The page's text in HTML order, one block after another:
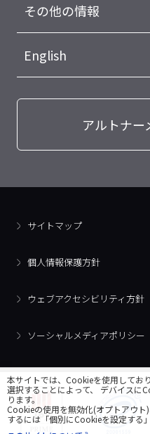
その他の情報
English
アルトナー
サイトマップ
個人情報保護方針
ウェブアクセシビリティ方針
ソーシャルメディアポリシー
本サイトでは、Cookieを使用してお
選択することによって、 デバイスに
ります。
Cookieの使用を無効化(オプトアウ
するには「個別にCookieを設定する